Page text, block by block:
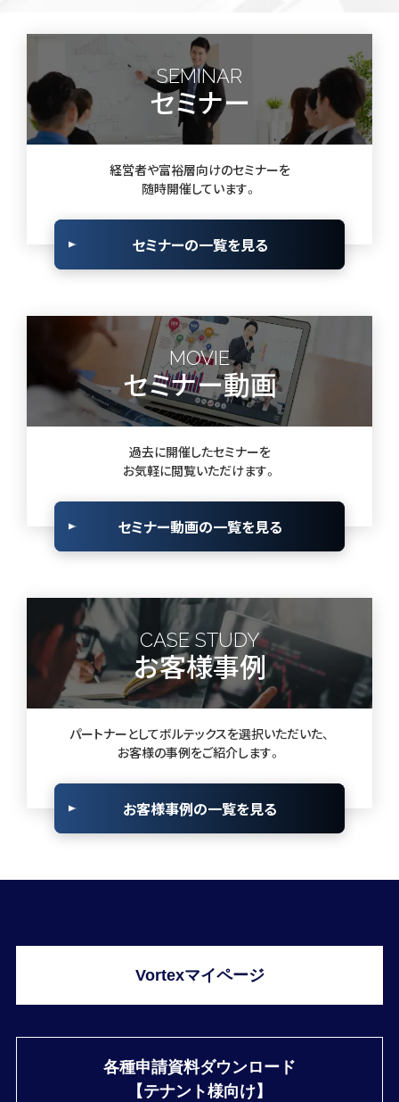
SEMINAR
セミナー
経営者や富裕層向けのセミナーを
随時開催しています。
セミナーの一覧を見る
MOVIE
セミナー動画
過去に開催したセミナーを
お気軽に閲覧いただけます。
セミナー動画の一覧を見る
CASE STUDY
お客様事例
パートナーとしてボルテックスを選択いただいた、
お客様の事例をご紹介します。
お客様事例の一覧を見る
Vortexマイページ
各種申請資料ダウンロード
【テナント様向け】